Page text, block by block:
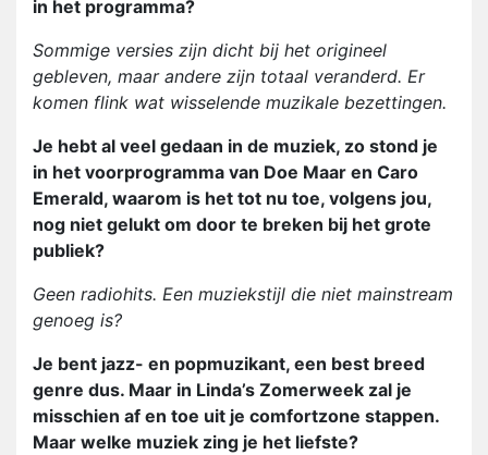
in het programma?
Sommige versies zijn dicht bij het origineel
gebleven, maar andere zijn totaal veranderd. Er
komen flink wat wisselende muzikale bezettingen.
Je hebt al veel gedaan in de muziek, zo stond je
in het voorprogramma van Doe Maar en Caro
Emerald, waarom is het tot nu toe, volgens jou,
nog niet gelukt om door te breken bij het grote
publiek?
Geen radiohits. Een muziekstijl die niet mainstream
genoeg is?
Je bent jazz- en popmuzikant, een best breed
genre dus. Maar in Linda’s Zomerweek zal je
misschien af en toe uit je comfortzone stappen.
Maar welke muziek zing je het liefste?